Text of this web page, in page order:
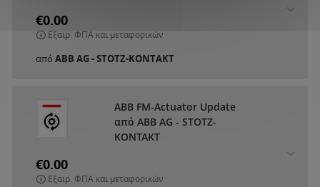
€0.00
Εξαιρ. ΦΠΑ και μεταφορικών
από ABB AG - STOTZ-KONTAKT
ABB FM-Actuator Update
από ABB AG - STOTZ-
KONTAKT
€0.00
Εξαιρ. ΦΠΑ και μεταφορικών